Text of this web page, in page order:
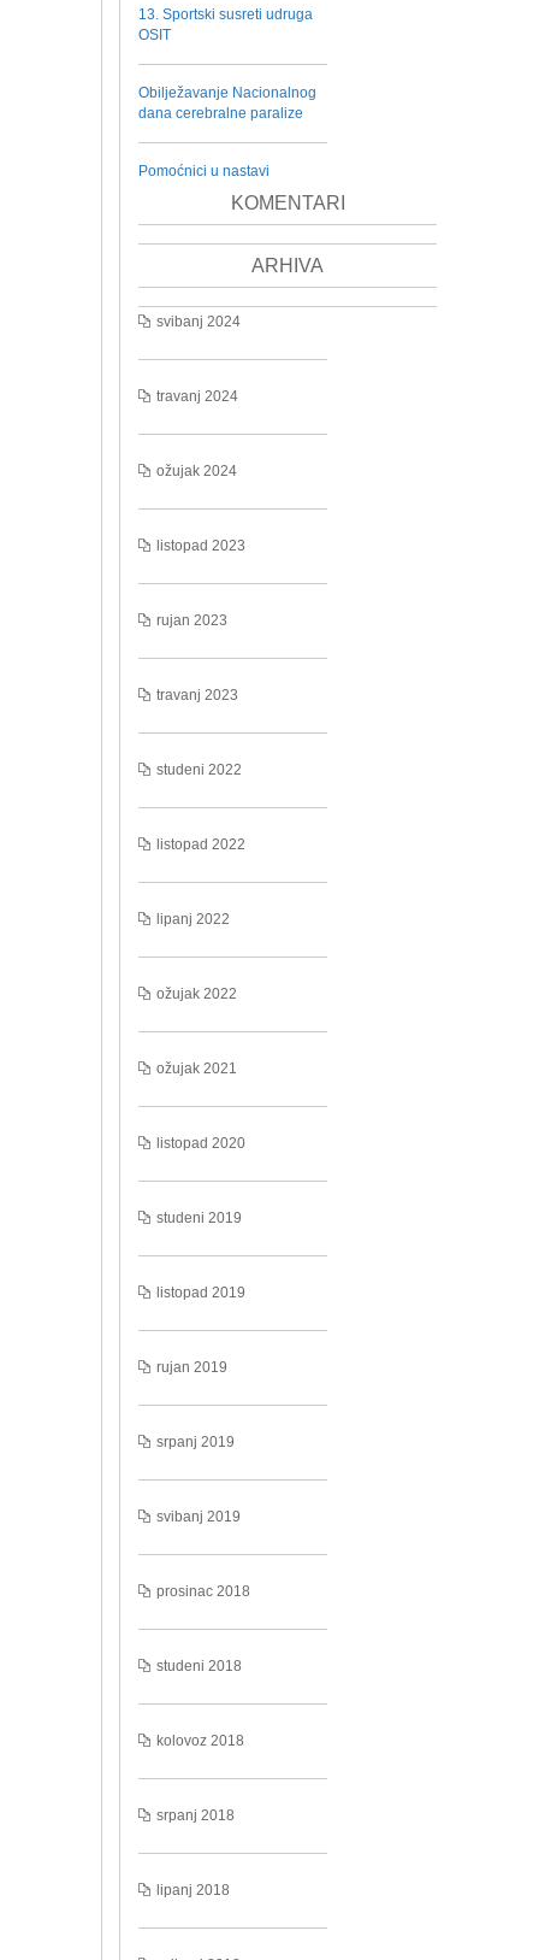
13. Sportski susreti udruga
OSIT
Obilježavanje Nacionalnog
dana cerebralne paralize
Pomoćnici u nastavi
KOMENTARI
ARHIVA
svibanj 2024
travanj 2024
ožujak 2024
listopad 2023
rujan 2023
travanj 2023
studeni 2022
listopad 2022
lipanj 2022
ožujak 2022
ožujak 2021
listopad 2020
studeni 2019
listopad 2019
rujan 2019
srpanj 2019
svibanj 2019
prosinac 2018
studeni 2018
kolovoz 2018
srpanj 2018
lipanj 2018